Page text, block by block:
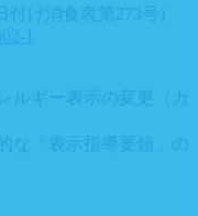
付け消食表第273号)
1
ルギー表示の変更（カ
な「表示指導要領」の